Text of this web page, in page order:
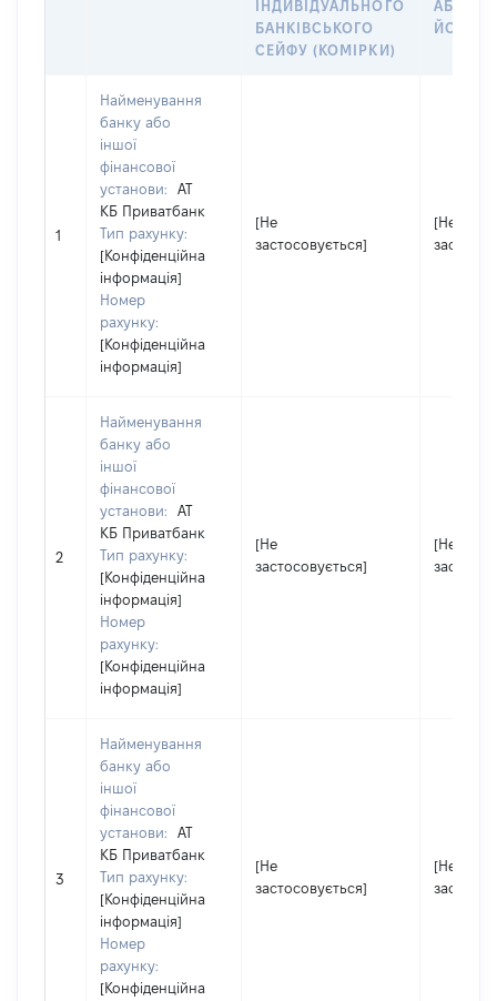
ІНДИВІДУАЛЬНОГО
БАНКІВСЬКОГО
СЕЙФУ (КОМІРКИ)
АБО
ЙОГО
1
Найменування
банку або
іншої
фінансової
установи:
АТ
КБ Приватбанк
Тип рахунку:
[Конфіденційна
інформація]
Номер
рахунку:
[Конфіденційна
інформація]
[Не
застосовується]
[Не
2
Найменування
банку або
іншої
фінансової
установи:
АТ
КБ Приватбанк
Тип рахунку:
[Конфіденційна
інформація]
Номер
рахунку:
[Конфіденційна
інформація]
[Не
застосовується]
[Не
3
Найменування
банку або
іншої
фінансової
установи:
АТ
КБ Приватбанк
Тип рахунку:
[Конфіденційна
інформація]
Номер
рахунку:
[Конфіденційна
[Не
застосовується]
[Не